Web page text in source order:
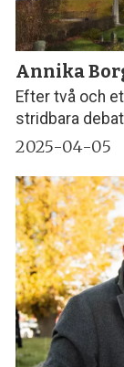
Annika
Efter två och
stridbara
2025-04-05